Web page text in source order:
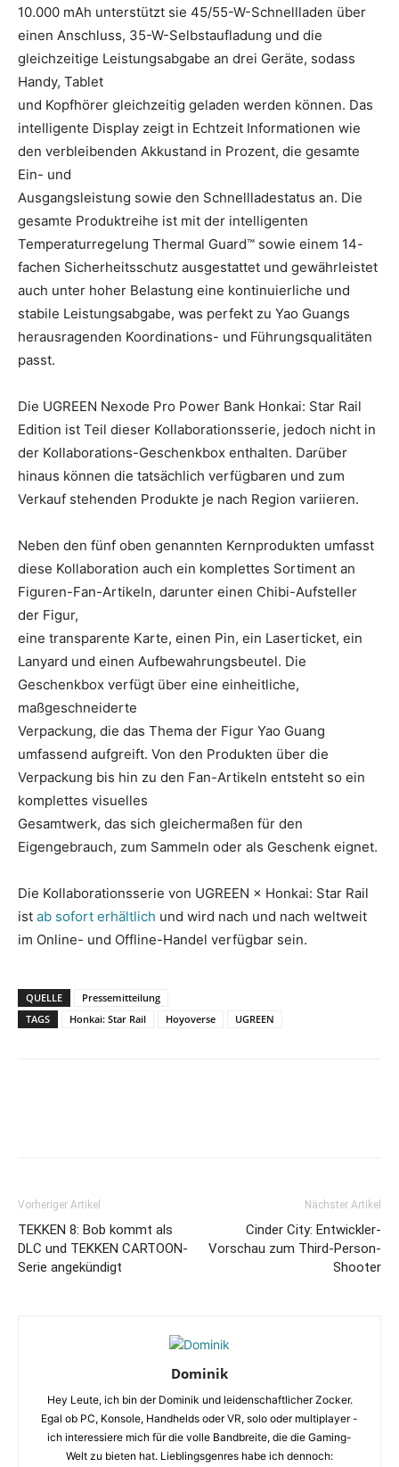
10.000 mAh unterstützt sie 45/55-W-Schnellladen über
einen Anschluss, 35-W-Selbstaufladung und die
gleichzeitige Leistungsabgabe an drei Geräte, sodass
Handy, Tablet
und Kopfhörer gleichzeitig geladen werden können. Das
intelligente Display zeigt in Echtzeit Informationen wie
den verbleibenden Akkustand in Prozent, die gesamte
Ein- und
Ausgangsleistung sowie den Schnellladestatus an. Die
gesamte Produktreihe ist mit der intelligenten
Temperaturregelung Thermal Guard™ sowie einem 14-
fachen Sicherheitsschutz ausgestattet und gewährleistet
auch unter hoher Belastung eine kontinuierliche und
stabile Leistungsabgabe, was perfekt zu Yao Guangs
herausragenden Koordinations- und Führungsqualitäten
passt.
Die UGREEN Nexode Pro Power Bank Honkai: Star Rail
Edition ist Teil dieser Kollaborationsserie, jedoch nicht in
der Kollaborations-Geschenkbox enthalten. Darüber
hinaus können die tatsächlich verfügbaren und zum
Verkauf stehenden Produkte je nach Region variieren.
Neben den fünf oben genannten Kernprodukten umfasst
diese Kollaboration auch ein komplettes Sortiment an
Figuren-Fan-Artikeln, darunter einen Chibi-Aufsteller
der Figur,
eine transparente Karte, einen Pin, ein Laserticket, ein
Lanyard und einen Aufbewahrungsbeutel. Die
Geschenkbox verfügt über eine einheitliche,
maßgeschneiderte
Verpackung, die das Thema der Figur Yao Guang
umfassend aufgreift. Von den Produkten über die
Verpackung bis hin zu den Fan-Artikeln entsteht so ein
komplettes visuelles
Gesamtwerk, das sich gleichermaßen für den
Eigengebrauch, zum Sammeln oder als Geschenk eignet.
Die Kollaborationsserie von UGREEN × Honkai: Star Rail
ist ab sofort erhältlich und wird nach und nach weltweit
im Online- und Offline-Handel verfügbar sein.
QUELLE
Pressemitteilung
TAGS
Honkai: Star Rail Hoyoverse UGREEN
Vorheriger Artikel
TEKKEN 8: Bob kommt als
DLC und TEKKEN CARTOON-
Serie angekündigt
Nächster Artikel
Cinder City: Entwickler-
Vorschau zum Third-Person-
Shooter
Dominik
Hey Leute, ich bin der Dominik und leidenschaftlicher Zocker.
Egal ob PC, Konsole, Handhelds oder VR, solo oder multiplayer -
ich interessiere mich für die volle Bandbreite, die die Gaming-
Welt zu bieten hat. Lieblingsgenres habe ich dennoch: